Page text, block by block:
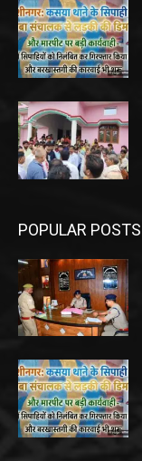
POPULAR POSTS